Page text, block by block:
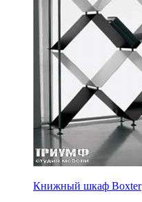
Книжный шкаф Boxter